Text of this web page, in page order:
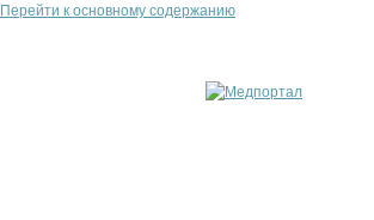
Перейти к основному содержанию